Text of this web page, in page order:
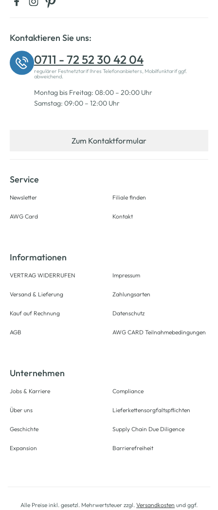
Kontaktieren Sie uns:
0711 - 72 52 30 42 04
regulärer Festnetztarif Ihres Telefonanbieters, Mobilfunktarif ggf.
abweichend.
Montag bis Freitag: 08:00 – 20:00 Uhr
Samstag: 09:00 – 12:00 Uhr
Zum Kontaktformular
Service
Newsletter
AWG Card
Filiale finden
Kontakt
Informationen
VERTRAG WIDERRUFEN
Versand & Lieferung
Kauf auf Rechnung
AGB
Impressum
Zahlungsarten
Datenschutz
AWG CARD Teilnahmebedingungen
Unternehmen
Jobs & Karriere
Über uns
Geschichte
Expansion
Compliance
Lieferkettensorgfaltspflichten
Supply Chain Due Diligence
Barrierefreiheit
Alle Preise inkl. gesetzl. Mehrwertsteuer zzgl. Versandkosten und ggf.